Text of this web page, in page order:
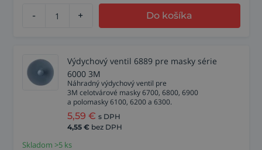
- + Do košíka
Výdychový ventil 6889 pre masky série
6000 3M
Náhradný výdychový ventil pre
3M celotvárové masky 6700, 6800, 6900
a polomasky 6100, 6200 a 6300.
5,59 € s DPH
4,55 € bez DPH
Skladom >5 ks